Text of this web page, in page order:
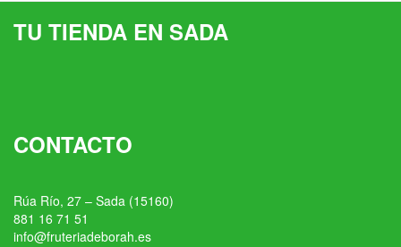
TU TIENDA EN SADA
CONTACTO
Rúa Río, 27 – Sada (15160)
881 16 71 51
info@fruteriadeborah.es